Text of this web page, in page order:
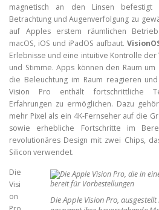
magnetisch an den Linsen
Betrachtung und Augenverfolgung zu
auf Apples erstem räumlichen
macOS, iOS und iPadOS aufbaut.
Erlebnisse und eine intuitive Kontrolle der
und Stimme. Apps können den Raum
die Beleuchtung im Raum reagieren
Vision Pro enthält fortschrittliche
Erfahrungen zu ermöglichen. Dazu
mehr Pixel als ein 4K-Fernseher auf die
sowie erhebliche Fortschritte im
revolutionäres Design mit zwei Chips,
Silicon verwendet.
Die Apple Vision Pro,
Die
Visi
on